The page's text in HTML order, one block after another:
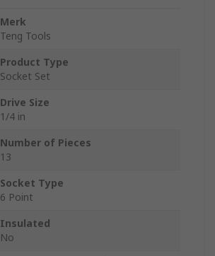
Merk
Teng Tools
Product Type
Socket Set
Drive Size
1/4 in
Number of Pieces
13
Socket Type
6 Point
Insulated
No